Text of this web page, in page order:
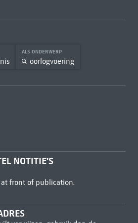
ALS ONDERWERP
oorlogvoering
NOTITIE'S
front of publication.